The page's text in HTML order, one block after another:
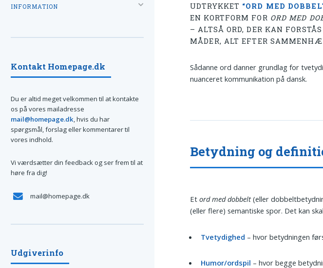
UDTRYKKET “ORD MED
EN KORTFORM FOR ORD MED
– ALTSÅ ORD, DER KAN
MÅDER, ALT EFTER
Sådanne ord danner grundlag for
nuanceret kommunikation på dansk.
Betydning og
Etord med dobbelt(eller
(eller flere) semantiske spor. Det kan
Tvetydighed – hvor betydningen
Humor/ordspil – hvor begge
INFORMATION
Kontakt Homepage.dk
Du er altid meget velkommen til at kontakte
os på vores mailadresse
mail@homepage.dk, hvis du har
spørgsmål, forslag eller kommentarer til
vores indhold.
Vi værdsætter din feedback og ser frem til at
høre fra dig!
mail@homepage.dk
Udgiverinfo